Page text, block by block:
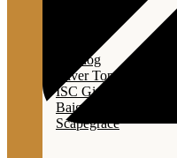
Bulldog
Silver Top
ISC Gin
Baigur
Scapegrace